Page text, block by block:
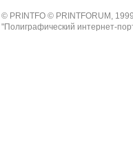
© PRINTFO © PRINTFORUM,
"Полиграфический интернет-